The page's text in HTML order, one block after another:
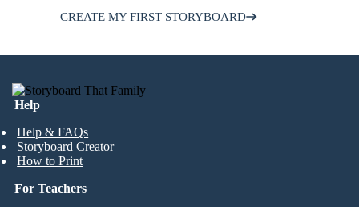
CREATE MY FIRST STORYBOARD
Help
Help & FAQs
Storyboard Creator
How to Print
For Teachers